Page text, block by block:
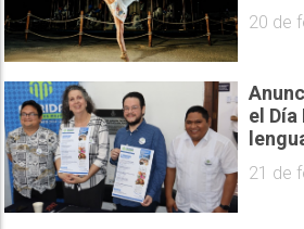
20 de
el
21 de